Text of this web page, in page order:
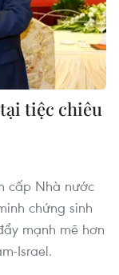
tiệc chiêu
cấp Nhà nước
chứng sinh
mạnh mẽ hơn
Israel.